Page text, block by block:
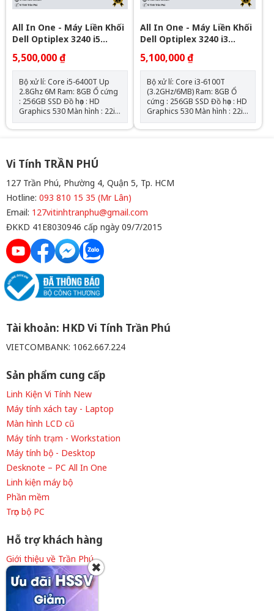
All In One - Máy Liền Khối
Dell Optiplex 3240 i5
5,500,000 ₫
Bộ xử lí: Core i5-6400T Up
2.8Ghz 6M Ram: 8GB Ổ cứng
: 256GB SSD Đồ họa : HD
Graphics 530 Màn hình : 22in
FHD (1920x1080) USB
Keyboard/Mouse W10 Pro
All In One - Máy Liền Khối
Dell Optiplex 3240 i3
5,100,000 ₫
Bộ xử lí: Core i3-6100T
(3.2GHz/6MB) Ram: 8GB Ổ
cứng : 256GB SSD Đồ họa : HD
Graphics 530 Màn hình : 22in
FHD (1920x1080) USB
Keyboard/Mouse W10 Pro
Vi Tính TRẦN PHÚ
127 Trần Phú, Phường 4, Quận 5, Tp. HCM
Hotline: 093 810 15 35 (Mr Lân)
Email: 127vitinhtranphu@gmail.com
ĐKKD 41E8030946 cấp ngày 09/7/2015
Tài khoản: HKD Vi Tính Trần Phú
VIETCOMBANK: 1062.667.224
Sản phẩm cung cấp
Linh Kiện Vi Tính New
Máy tính xách tay - Laptop
Màn hình LCD cũ
Máy tính trạm - Workstation
Máy tính bộ - Desktop
Desknote – PC All In One
Linh kiện máy bộ
Phần mềm
Trọn bộ PC
Hỗ trợ khách hàng
Giới thiệu về Trần Phú
Thông tin tuyển dụng
Liên hệ cửa hàng
Chính sách thanh toán
✖